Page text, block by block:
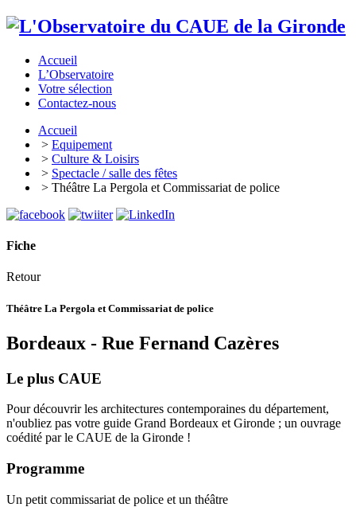
Accueil
L’Observatoire
Votre sélection
Contactez-nous
Accueil
> Equipement
> Culture & Loisirs
> Spectacle / salle des fêtes
> Théâtre La Pergola et Commissariat de police
Fiche
Retour
Théâtre La Pergola et Commissariat de police
Bordeaux - Rue Fernand Cazères
Le plus CAUE
Pour découvrir les architectures contemporaines du département,
n'oubliez pas votre guide Grand Bordeaux et Gironde ; un ouvrage
coédité par le CAUE de la Gironde !
Programme
Un petit commissariat de police et un théâtre